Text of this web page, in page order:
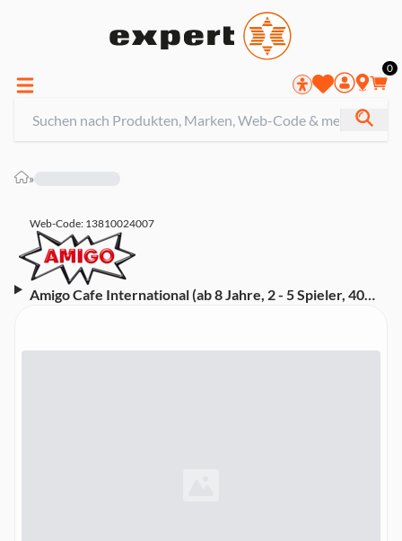
0
»
Web-Code: 13810024007
Amigo Cafe International (ab 8 Jahre, 2 - 5 Spieler, 40